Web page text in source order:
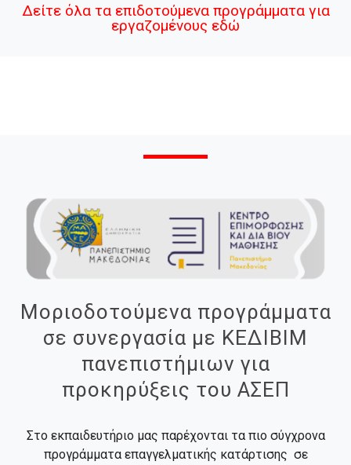
Δείτε όλα τα επιδοτούμενα προγράμματα για
εργαζομένους εδώ
Μοριοδοτούμενα προγράμματα
σε συνεργασία με ΚΕΔΙΒΙΜ
πανεπιστήμιων για
προκηρύξεις του ΑΣΕΠ
Στο εκπαιδευτήριο μας παρέχονται τα πιο σύγχρονα
προγράμματα επαγγελματικής κατάρτισης σε